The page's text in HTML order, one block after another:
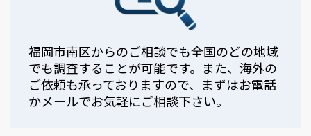
福岡市南区からのご相談でも全国のどの地域
でも調査することが可能です。また、海外の
ご依頼も承っておりますので、まずはお電話
かメールでお気軽にご相談下さい。